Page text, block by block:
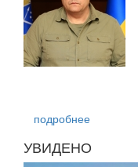
подробнее
УВИДЕНО